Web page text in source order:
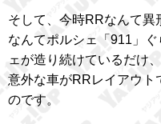
そして、今時RRなんて
なんてポルシェ「911」
ェが造り続けているだけ
意外な車がRRレイアウト
のです。